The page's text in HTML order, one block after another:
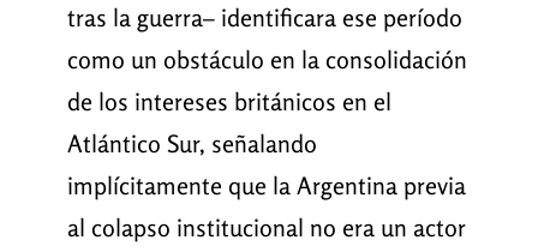
tras la guerra– identificara ese período
como un obstáculo en la consolidación
de los intereses británicos en el
Atlántico Sur, señalando
implícitamente que la Argentina previa
al colapso institucional no era un actor